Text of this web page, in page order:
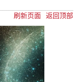
刷新页面 返回顶部